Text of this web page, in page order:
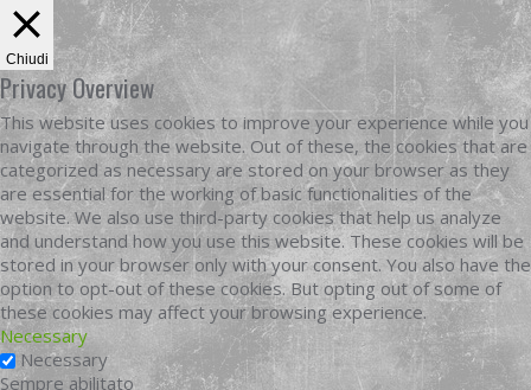
Chiudi
Privacy Overview
This website uses cookies to improve your experience while you
navigate through the website. Out of these, the cookies that are
categorized as necessary are stored on your browser as they
are essential for the working of basic functionalities of the
website. We also use third-party cookies that help us analyze
and understand how you use this website. These cookies will be
stored in your browser only with your consent. You also have the
option to opt-out of these cookies. But opting out of some of
these cookies may affect your browsing experience.
Necessary
Necessary
Sempre abilitato